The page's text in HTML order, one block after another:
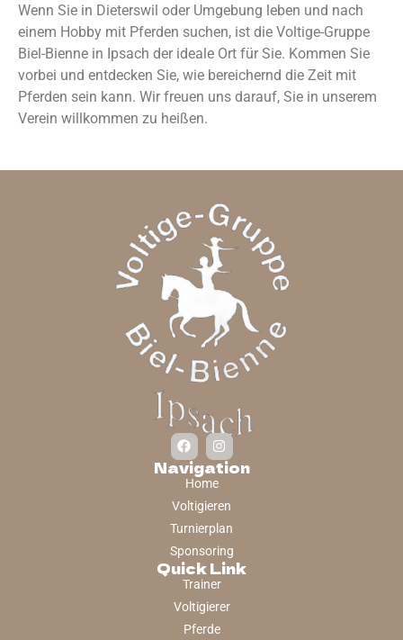
Wenn Sie in Dieterswil oder Umgebung leben und nach
einem Hobby mit Pferden suchen, ist die Voltige-Gruppe
Biel-Bienne in Ipsach der ideale Ort für Sie. Kommen Sie
vorbei und entdecken Sie, wie bereichernd die Zeit mit
Pferden sein kann. Wir freuen uns darauf, Sie in unserem
Verein willkommen zu heißen.
Navigation
Home
Voltigieren
Turnierplan
Sponsoring
Quick Link
Trainer
Voltigierer
Pferde